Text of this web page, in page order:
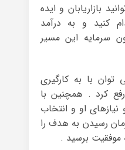
بازاریابان و ایده
کنید و به درآمد
سرمایه این مسیر
با به کارگیری
کرد . همچنین با
او و انتخاب
رسیدن به هدف را
موفقیت برسید .